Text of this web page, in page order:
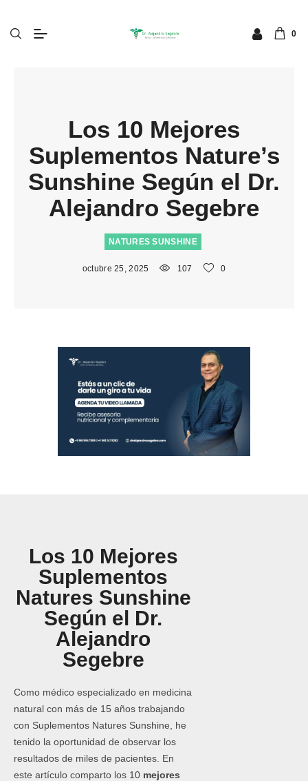
0
Los 10 Mejores
Suplementos Nature’s
Sunshine Según el Dr.
Alejandro Segebre
NATURES SUNSHINE
octubre 25, 2025 107 0
Los 10 Mejores
Suplementos
Natures Sunshine
Según el Dr.
Alejandro
Segebre
Como médico especializado en medicina
natural con más de 15 años trabajando
con Suplementos Natures Sunshine, he
tenido la oportunidad de observar los
resultados de miles de pacientes. En
este artículo comparto los 10 mejores